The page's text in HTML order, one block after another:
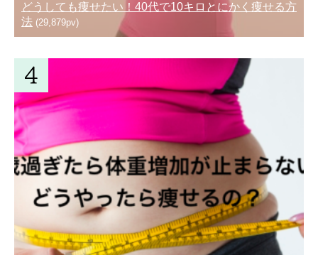
どうしても痩せたい！40代で10キロとにかく痩せる方
法 (29,879pv)